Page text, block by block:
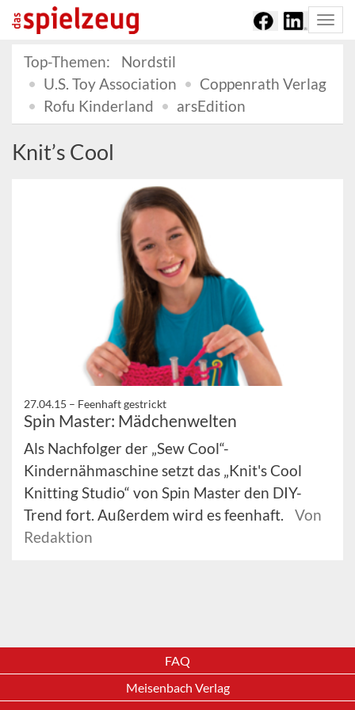
Top-Themen:
Nordstil
U.S. Toy Association
Coppenrath Verlag
Rofu Kinderland
arsEdition
Knit’s Cool
27.04.15 – Feenhaft gestrickt
Spin Master: Mädchenwelten
Als Nachfolger der „Sew Cool“-
Kindernähmaschine setzt das „Knit's Cool
Knitting Studio“ von Spin Master den DIY-
Trend fort. Außerdem wird es feenhaft.
Von
Redaktion
FAQ
Meisenbach Verlag